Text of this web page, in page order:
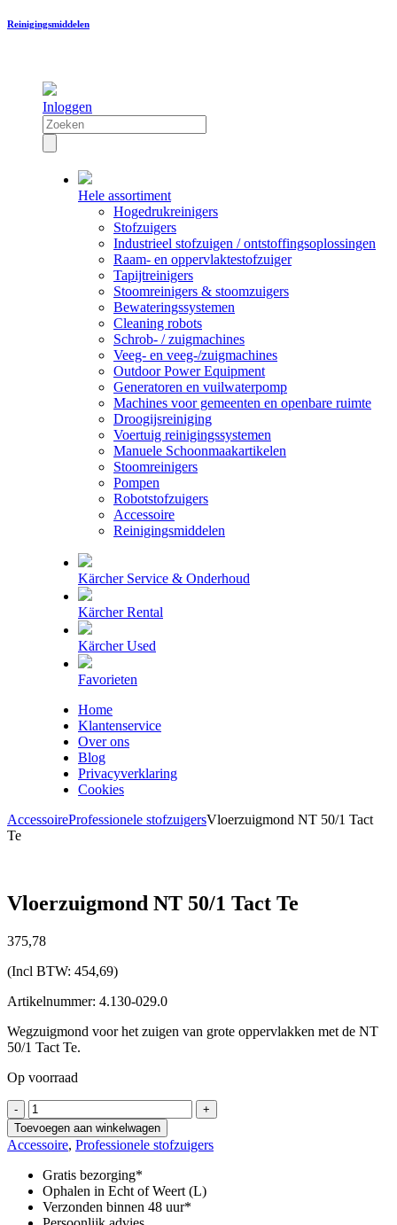
Reinigingsmiddelen
Inloggen
Hele assortiment
Hogedrukreinigers
Stofzuigers
Industrieel stofzuigen / ontstoffingsoplossingen
Raam- en oppervlaktestofzuiger
Tapijtreinigers
Stoomreinigers & stoomzuigers
Bewateringssystemen
Cleaning robots
Schrob- / zuigmachines
Veeg- en veeg-/zuigmachines
Outdoor Power Equipment
Generatoren en vuilwaterpomp
Machines voor gemeenten en openbare ruimte
Droogijsreiniging
Voertuig reinigingssystemen
Manuele Schoonmaakartikelen
Stoomreinigers
Pompen
Robotstofzuigers
Accessoire
Reinigingsmiddelen
Kärcher Service & Onderhoud
Kärcher Rental
Kärcher Used
Favorieten
Home
Klantenservice
Over ons
Blog
Privacyverklaring
Cookies
AccessoireProfessionele stofzuigersVloerzuigmond NT 50/1 Tact
Te
Vloerzuigmond NT 50/1 Tact Te
375,78
(Incl BTW: 454,69)
Artikelnummer: 4.130-029.0
Wegzuigmond voor het zuigen van grote oppervlakken met de NT
50/1 Tact Te.
Op voorraad
-
Vloerzuigmond
NT
50/1
Tact
Te
aantal
+
Toevoegen aan winkelwagen
Accessoire, Professionele stofzuigers
Gratis bezorging*
Ophalen in Echt of Weert (L)
Verzonden binnen 48 uur*